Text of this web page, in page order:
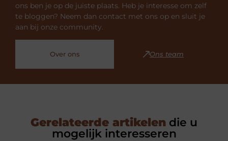
ons ben je op de juiste plaats. Heb je interesse om zelf
te bloggen? Neem dan contact met ons op en sluit je
aan bij onze community.
Over ons Ons team
Gerelateerde artikelen die u
mogelijk interesseren